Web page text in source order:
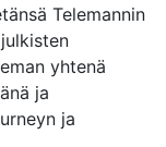
Telemannin
yhtenä
ja
ja